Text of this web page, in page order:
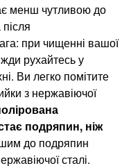
менш чутливою до
при чищенні вашої
рухайтесь у
Ви легко помітите
з нержавіючої
подряпин, ніж
до подряпин
сталі.